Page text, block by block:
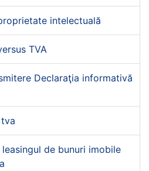
intelectuală
TVA
Declaraţia informativă
leasingul de bunuri imobile